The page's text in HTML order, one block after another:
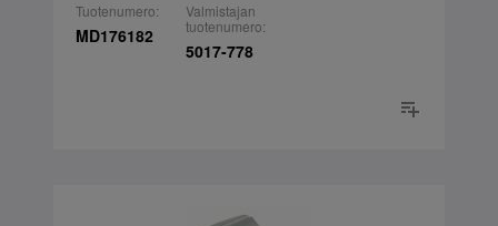
Tuotenumero:
MD176182
Valmistajan
tuotenumero:
5017-778